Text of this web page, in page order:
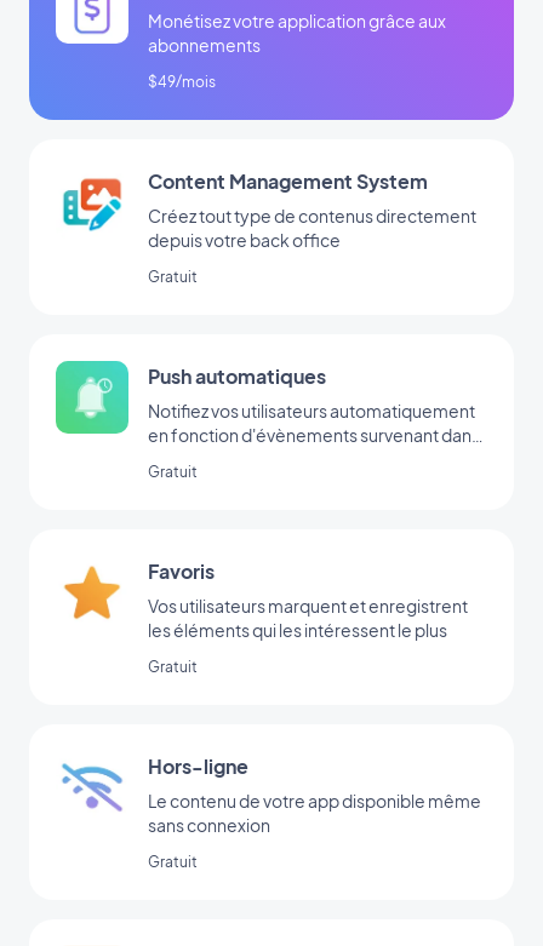
Monétisez votre application grâce aux
abonnements
$49/mois
Content Management System
Créez tout type de contenus directement
depuis votre back office
Gratuit
Push automatiques
Notifiez vos utilisateurs automatiquement
en fonction d'évènements survenant dans
Gratuit
Favoris
Vos utilisateurs marquent et enregistrent
les éléments qui les intéressent le plus
Gratuit
Hors-ligne
Le contenu de votre app disponible même
sans connexion
Gratuit